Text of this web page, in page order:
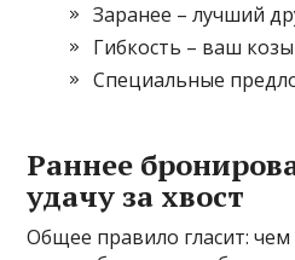
Заранее – лучший
Гибкость – ваш
Специальные
Раннее
удачу за хвост
Общее правило гласит: